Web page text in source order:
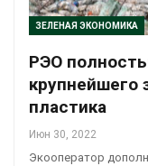
ЗЕЛЕНАЯ ЭКОНОМИКА
РЭО
крупнейшего
пластика
Июн 30, 2022
Экооператор